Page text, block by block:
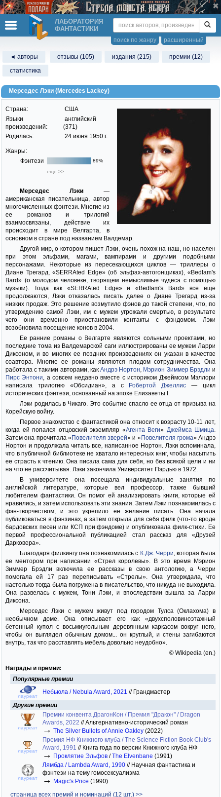
ЛАБОРАТОРИЯ
ФАНТАСТИКИ
расширенный
поиск по жанру
◄ авторы отзывы (105) издания (215)
премии (12)
статистика
Мерседес Лэки (Mercedes Lackey)
Страна:
США
Языки
произведений:
английский
(371)
Родилась:
24 июня 1950 г.
Жанры:
Фэнтези
89%
ещё >>
Мерседес Лэки—
американская писательница, автор
многочисленных фэнтези. Многие из
ее романов и трилогий
взаимосвязаны, действие их
происходит в мире Велгарта, в
основном в стране под названием Валдемар.
Другой мир, о котором пишет Лэки, очень похож на наш, но населен
при этом эльфами, магами, вампирами и другими подобными
персонажами. Некоторые из пересекающихся циклов — триллеры о
Диане Трегард, «SERRAted Edge» (об эльфах-автогонщиках), «Bedlam's
Bard» (о молодом человеке, творящем немыслимые чудеса с помощью
музыки). Тогда как «SERRAted Edge» и «Bedlam's Bard» все еще
продолжаются, Лэки отказалась писать далее о Диане Трегард из-за
низких продаж. Это решение возмутило фэнов до такой степени, что, по
утверждению самой Лэки, им с мужем угрожали смертью, в результате
чего они временно приостановили контакты с фэндомом. Лэки
возобновила посещение конов в 2004.
Ее ранние романы о Велгарте являются сольными проектами, но
последние тома из Валдемарской саги иллюстрированы ее мужем Ларри
Диксоном, и во многих ее поздних произведениях он указан в качестве
соавтора. Многие ее романы являются плодом сотрудничества. Она
работала с такими авторами, как Андрэ Нортон, Мэрион Зиммер Брэдли и
Пирс Энтони, а совсем недавно вместе с историком Джеймсом Мэллори
написала трилогию «Обсидиан», а с
Робертой Джеллис — цикл
исторических фэнтези, основанный на эпохе Елизаветы I.
Лэки родилась в Чикаго. Это событие спасло ее отца от призыва на
Корейскую войну.
Первое знакомство с фантастикой она относит к возрасту 10-11 лет,
когда ей попался отцовский экземпляр «Агента Веги» Джеймса Шмица.
Затем она прочитала « Повелителя зверей» и « Повелителя грома» Андрэ
Нортон и продолжала читать все, написанное Нортон. Лэки вспоминала,
что в публичной библиотеке не хватало интересных книг, чтобы насытить
ее страсть к чтению. Она писала сама для себя, но без всякой цели и ни
на что не рассчитывая. Лэки закончила Университет Пэрдью в 1972.
В университете она посещала индивидуальные занятия по
английской литературе, которые вел профессор, также бывший
любителем фантастики. Он помог ей анализировать книги, которые ей
нравились, и затем использовать эти знания. Затем Лэки познакомилась с
фэн-творчеством, и это укрепило ее желание писать. Она начала
публиковаться в фэнзинах, а затем открыла для себя филк (что-то вроде
бардовских песен или КСП при фэндоме) и опубликовала филк-стихи. Ее
первой профессиональной публикацией стал рассказ для «Друзей
Дарковера».
Благодаря филкингу она познакомилась с К.Дж. Черри, которая была
ее ментором при написании «Стрел королевы». В это время Мэрион
Зиммер Брэдли включила ее рассказы в свою антологию, а Черри
помогала ей 17 раз переписывать «Стрелы». Она утверждала, что
настолько тогда была погружена в писательство, что никуда не выходила.
Она развелась с мужем, Тони Лэки, и впоследствии вышла за Ларри
Диксона.
Мерседес Лэки с мужем живут под городом Тулса (Оклахома) в
необычном доме. Она описывает его как «двухсполовиноэтажный
бетонный купол с восьмиугольным деревянным каркасом вокруг него,
чтобы он выглядел обычным домом... он круглый, и стены загибаются
внутрь, так что расставлять мебель довольно неудобно».
© Wikipedia (en.)
Награды и премии:
Популярные премии
лауреат
Небьюла / Nebula Award, 2021 // Грандмастер
Другие премии
лауреат
Премии конвента ДрагонКон / Премия "Дракон" / Dragon
Awards, 2022 //Альтернативно-исторический роман
→ The Silver Bullets of Annie Oakley (2022)
лауреат
Премия НФ Книжного клуба / The Science Fiction Book Club's
Award, 1991 // Книга года по версии Книжного клуба НФ
→ Проклятие Эльфов /The Elvenbane (1991)
лауреат
Лямбда / Lambda Award, 1990 // Научная фантастика и
фэнтези на тему гомосексуализма
→ Magic's Price (1990)
страница всех премий и номинаций (12 шт.) >>